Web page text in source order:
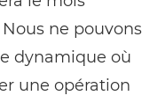
ne pouvons
dynamique où
une opération